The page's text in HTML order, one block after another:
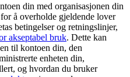
din med organisasjonen din
å overholde gjeldende lover
betingelser og retningslinjer,
akseptabel bruk. Dette kan
til kontoen din, den
enheten din,
og hvordan du bruker